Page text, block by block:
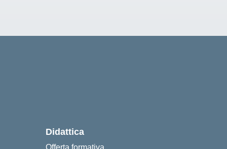
Didattica
Offerta formativa